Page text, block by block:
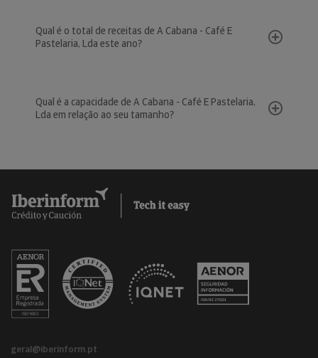
Qual é o total de receitas de A Cabana - Café E
Pastelaria, Lda este ano?
Qual é a capacidade de A Cabana - Café E Pastelaria,
Lda em relação ao seu tamanho?
geral@iberinform.pt